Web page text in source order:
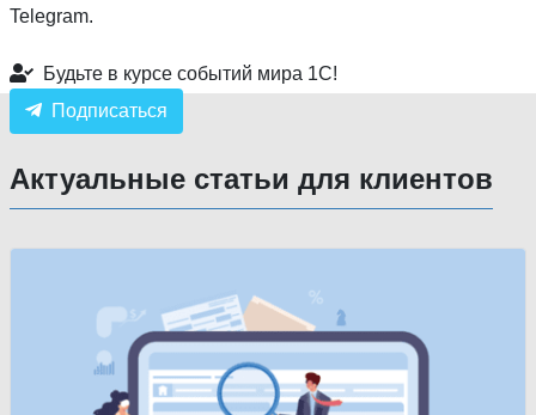
Telegram.
Будьте в курсе событий мира 1С!
Подписаться
Актуальные статьи для клиентов